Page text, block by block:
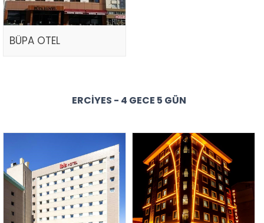
BÜPA OTEL
ERCIYES - 4 GECE 5 GÜN